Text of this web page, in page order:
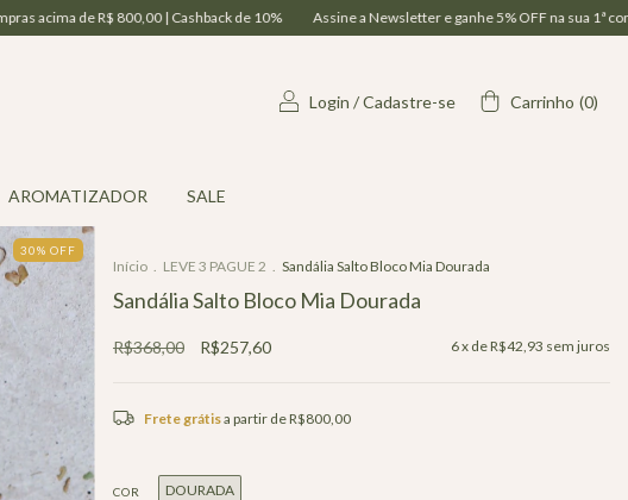
| Cashback de 10% Assine a Newsletter e ganhe 5% OFF na sua 1ª compra |
Login /Cadastre-se Carrinho (0)
AROMATIZADOR SALE
30% OFF
Início . LEVE 3 PAGUE 2 . Sandália Salto Bloco Mia Dourada
Sandália Salto Bloco Mia Dourada
R$368,00 R$257,60 6x deR$42,93 sem juros
Frete grátisa partir deR$800,00
COR DOURADA